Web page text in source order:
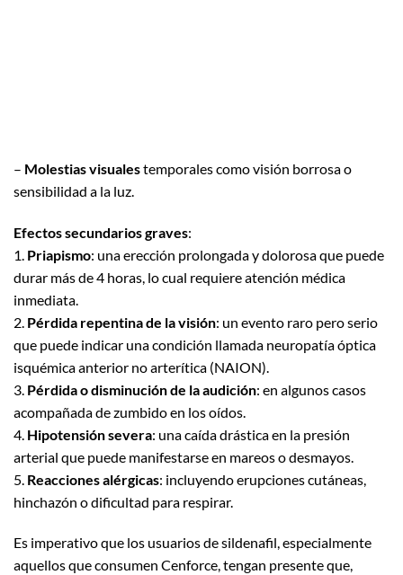
– Molestias visualestemporales como visión borrosa o
sensibilidad a la luz.
Efectos secundarios graves:
1. Priapismo: una erección prolongada y dolorosa que puede
durar más de 4 horas, lo cual requiere atención médica
inmediata.
2. Pérdida repentina de la visión: un evento raro pero serio
que puede indicar una condición llamada neuropatía óptica
isquémica anterior no arterítica (NAION).
3. Pérdida o disminución de la audición: en algunos casos
acompañada de zumbido en los oídos.
4. Hipotensión severa: una caída drástica en la presión
arterial que puede manifestarse en mareos o desmayos.
5. Reacciones alérgicas: incluyendo erupciones cutáneas,
hinchazón o dificultad para respirar.
Es imperativo que los usuarios de sildenafil, especialmente
aquellos que consumen Cenforce, tengan presente que,